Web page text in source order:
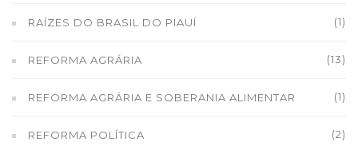
RAÍZES DO BRASIL DO PIAUÍ (1)
REFORMA AGRÁRIA (13)
REFORMA AGRÁRIA E SOBERANIA ALIMENTAR (1)
REFORMA POLÍTICA (2)